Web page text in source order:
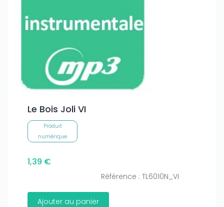
Le Bois Joli VI
Produit
numérique
1,39 €
Référence : TL6010N_VI
Ajouter au panier